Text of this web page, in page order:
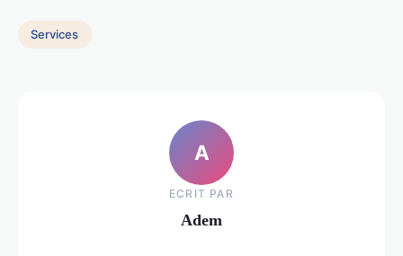
Services
A
ECRIT PAR
Adem